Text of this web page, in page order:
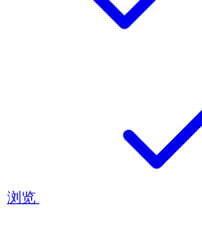
浏览